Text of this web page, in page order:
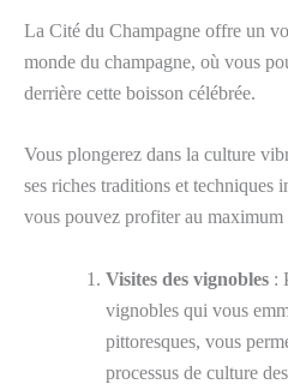
La Cité du Champagne offre un
monde du champagne, où vous
derrière cette boisson célébrée.
Vous plongerez dans la culture
ses riches traditions et techniques
vous pouvez profiter au maximum
Visites des vignobles :
vignobles qui vous
pittoresques, vous
processus de culture